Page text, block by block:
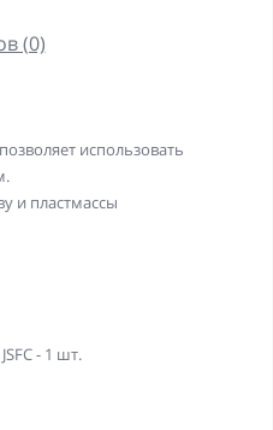
(0)
использовать
и пластмассы
- 1 шт.